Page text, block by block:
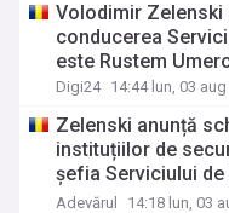
Volodimir Zelenski
conducerea
este Rustem
Digi24 14:44 lun, 03 aug
Zelenski anunță
instituțiilor de
șefia Serviciului
Klimenko va
Adevărul 14:18 lun, 03